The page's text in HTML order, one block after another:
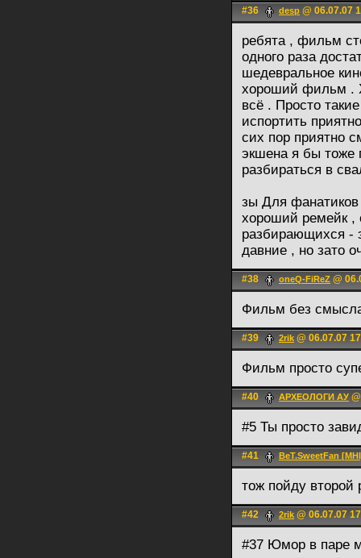
#36 desp @ 06.07.07
ребята , фильм
одного раза
шедевральное
хороший фильм .
всё . Просто
испортить
сих пор приятно
экшена я бы тоже
разбираться в
зы Для
хороший ремейк
разбирающихся -
давние , но зато
#38 oneQ-FiReZ @
Фильм без
#39 2rik @ 06.07.07
Фильм просто
#40 АРХЕОЛОГИ АУ
#5 Ты просто
#41 BeT.SweetFan
тож пойду второй
#42 2rik @ 06.07.07
#37 Юмор в паре